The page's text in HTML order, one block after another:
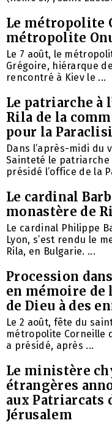
Le métropolite
métropolite
Le 7 août, le
Grégoire, hiérarque
rencontré à Kiev le ...
Le patriarche à
Rila de la
pour la
Dans l’après-midi du
Sainteté le
présidé l’office de la
Le cardinal
monastère de
Le cardinal Philippe
Lyon, s’est rendu le
Rila, en Bulgarie. ...
Procession
en mémoire de
de Dieu à des
Le 2 août, fête du
métropolite Corneille
a présidé, après ...
Le ministère
étrangères
aux Patriarcats
Jérusalem